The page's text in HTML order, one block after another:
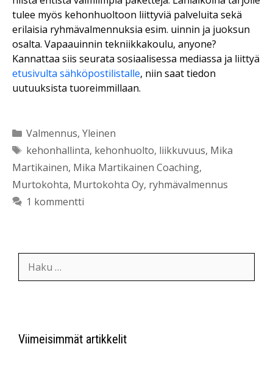
tulee myös kehonhuoltoon liittyviä palveluita sekä
erilaisia ryhmävalmennuksia esim. uinnin ja juoksun
osalta. Vapaauinnin tekniikkakoulu, anyone?
Kannattaa siis seurata sosiaalisessa mediassa ja liittyä
etusivulta sähköpostilistalle, niin saat tiedon
uutuuksista tuoreimmillaan.
Kategoriat
Valmennus, Yleinen
Avainsanat
kehonhallinta, kehonhuolto, liikkuvuus, Mika
Martikainen, Mika Martikainen Coaching,
Murtokohta, Murtokohta Oy, ryhmävalmennus
1 kommentti
Haku:
Viimeisimmät artikkelit